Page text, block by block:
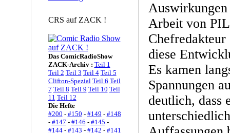
CRS auf ZACK !
Das ComicRadioShow
ZACK-Archiv : Teil 1
Teil 2 Teil 3 Teil 4 Teil 5
Clifton-Spezial Teil 6 Teil
7 Teil 8 Teil 9 Teil 10 Teil
11 Teil 12
Die Hefte
#200 - #150 - #149 - #148
- #147 - #146 - #145 -
#144- #143 - #142 - #141
Arbeit von
diese
Es kamen
Spannungen
deutlich, dass